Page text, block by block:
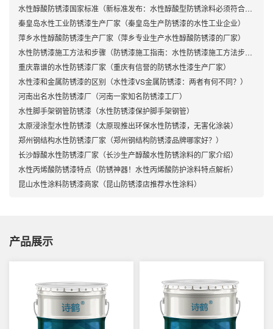
水性醇酸防锈漆国家标准（新标准发布：水性醇酸型防锈涂料必须符合这些要求）
秦皇岛水性工业防锈漆生产厂家（秦皇岛生产防锈漆的水性工业企业）
萍乡水性醇酸防锈漆生产厂家（萍乡专业生产水性醇酸防锈漆的厂家）
水性防锈漆施工方法和步骤（防锈漆施工指南：水性防锈漆施工方法步骤详解）
重庆靠谱的水性防锈漆厂家（重庆有信誉的防锈水性漆生产厂家）
水性漆和金属防锈漆的区别（水性漆VS金属防锈漆：两者有何不同？）
河南出名水性防锈漆厂（河南一家知名防锈漆工厂）
水性脚手架钢管防锈漆（水性防锈漆保护脚手架钢管）
太原浸涂型水性防锈漆（太原现推出环保水性防锈漆，无害化涂装）
郑州钢结构水性防锈漆厂家（郑州钢结构防锈漆品牌哪家好？）
长沙醇酸水性防锈漆厂家（长沙生产醇酸水性防锈涂料的厂家介绍）
水性丙烯酸防锈漆特点（防锈神器！水性丙烯酸防护涂料特点解析）
昆山水性涂料防锈漆商家（昆山防锈漆店推荐水性涂料）
产品展示